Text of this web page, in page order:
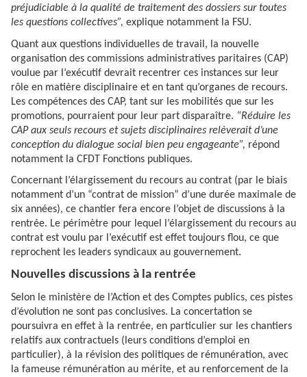
préjudiciable à la qualité de traitement des dossiers sur toutes
les questions collectives”, explique notamment la FSU.
Quant aux questions individuelles de travail, la nouvelle
organisation des commissions administratives paritaires (CAP)
voulue par l’exécutif devrait recentrer ces instances sur leur
rôle en matière disciplinaire et en tant qu’organes de recours.
Les compétences des CAP, tant sur les mobilités que sur les
promotions, pourraient pour leur part disparaître. “Réduire les
CAP aux seuls recours et sujets disciplinaires relèverait d’une
conception du dialogue social bien peu engageante”, répond
notamment la CFDT Fonctions publiques.
Concernant l’élargissement du recours au contrat (par le biais
notamment d’un “contrat de mission” d’une durée maximale de
six années), ce chantier fera encore l’objet de discussions à la
rentrée. Le périmètre pour lequel l’élargissement du recours au
contrat est voulu par l’exécutif est effet toujours flou, ce que
reprochent les leaders syndicaux au gouvernement.
Nouvelles discussions à la rentrée
Selon le ministère de l’Action et des Comptes publics, ces pistes
d’évolution ne sont pas conclusives. La concertation se
poursuivra en effet à la rentrée, en particulier sur les chantiers
relatifs aux contractuels (leurs conditions d’emploi en
particulier), à la révision des politiques de rémunération, avec
la fameuse rémunération au mérite, et au renforcement de la